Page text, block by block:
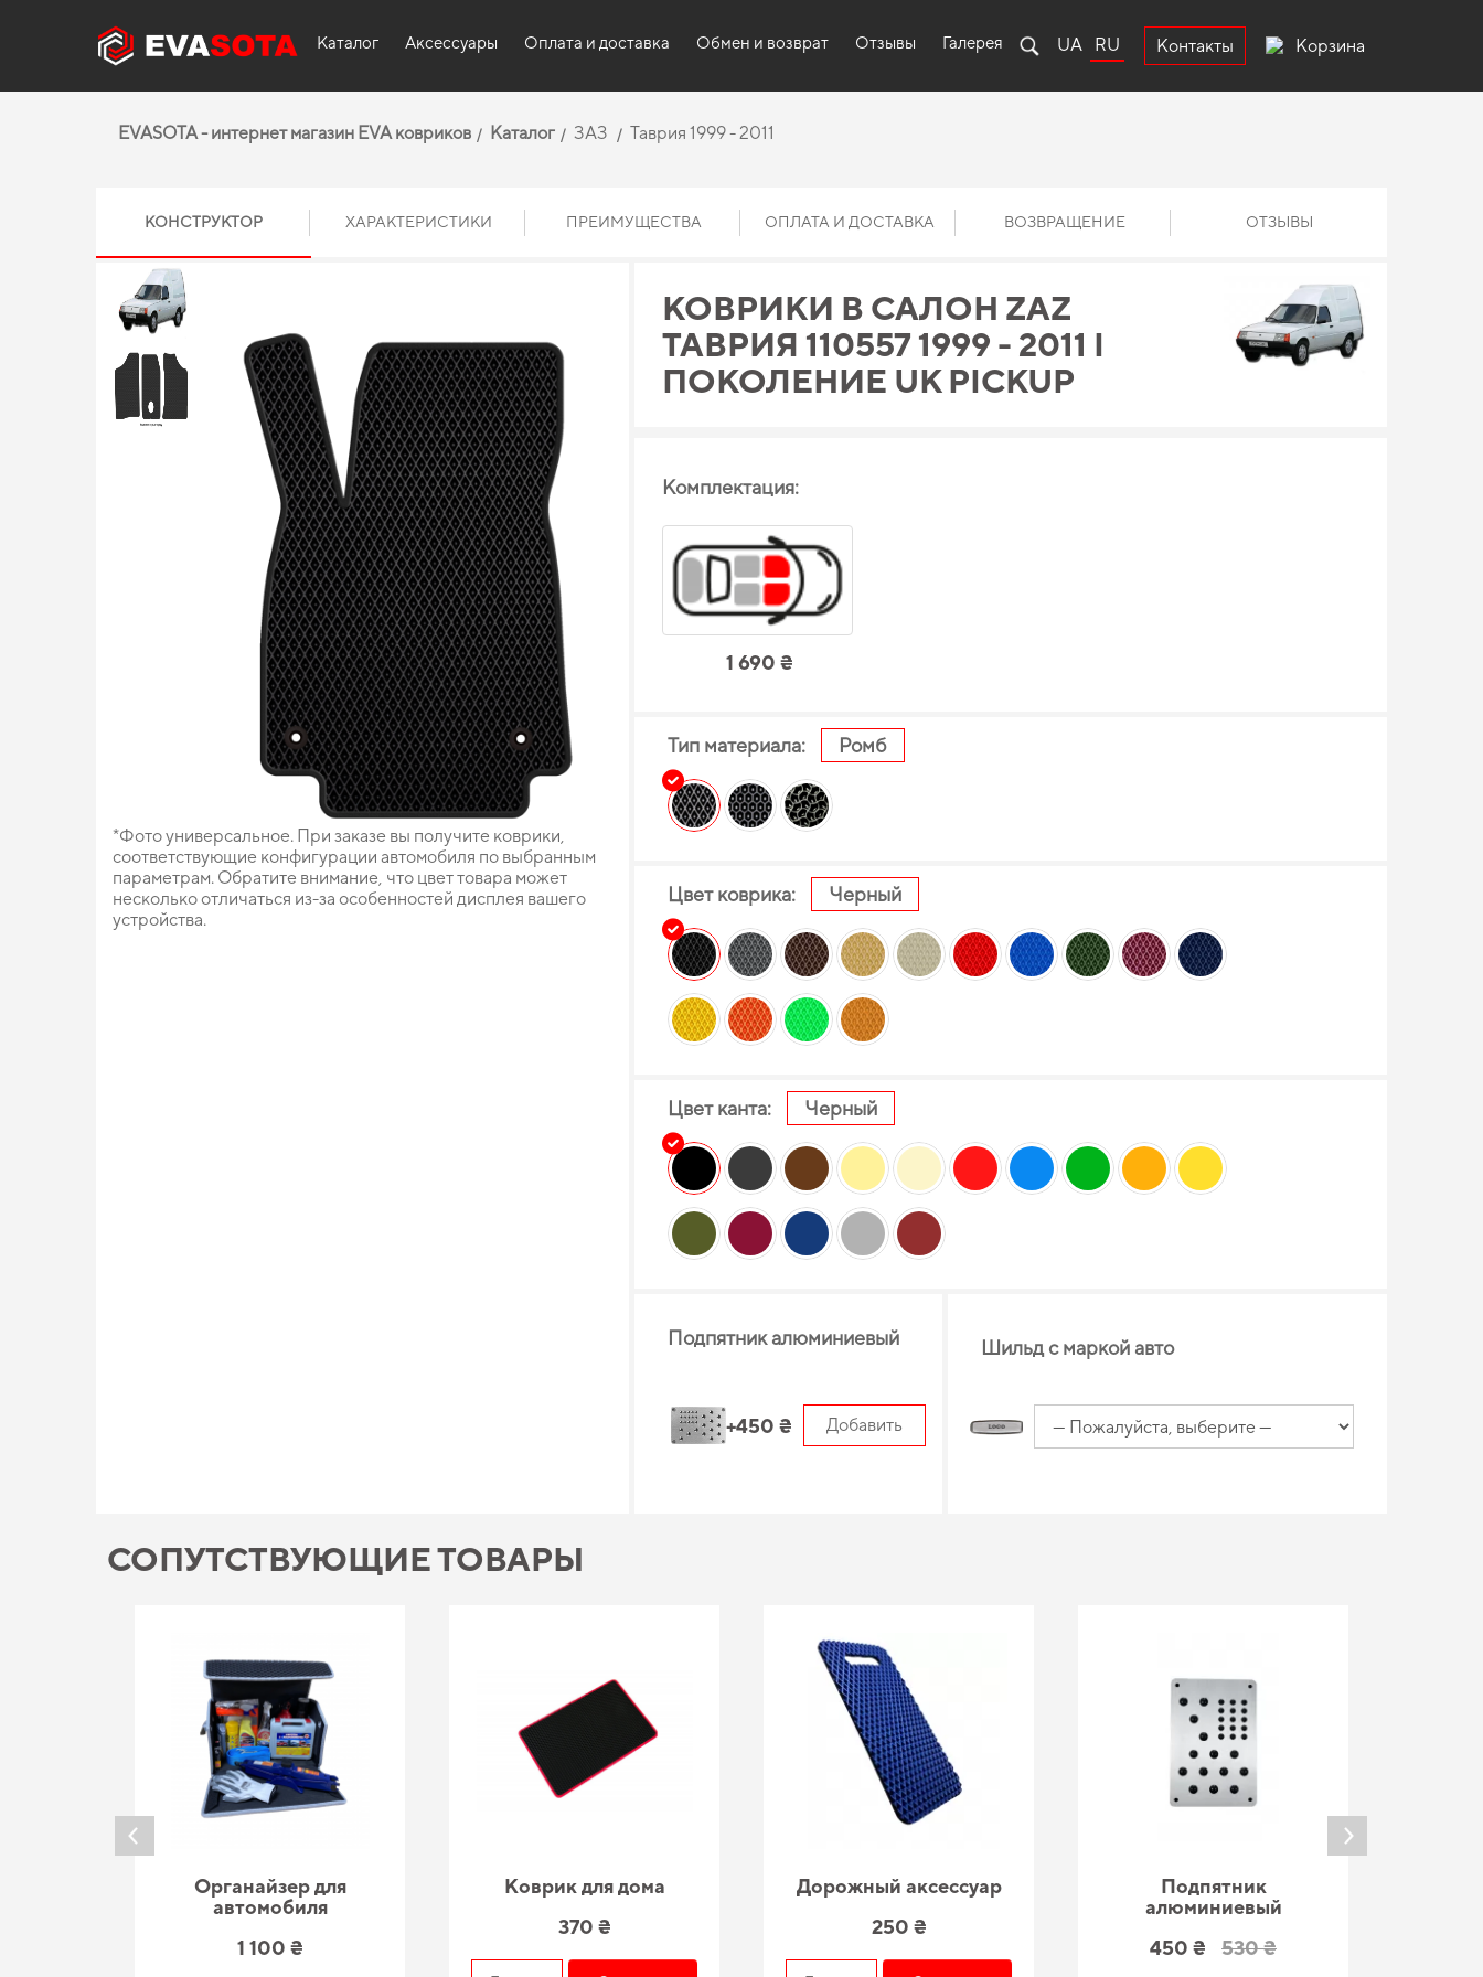
Каталог Аксессуары Оплата и доставка Обмен и возврат Отзывы Галерея UA RU Контакты Корзина
EVASOTA - интернет магазин EVA ковриков Каталог ЗАЗ Таврия 1999 - 2011
КОНСТРУКТОР ХАРАКТЕРИСТИКИ ПРЕИМУЩЕСТВА ОПЛАТА И ДОСТАВКА ВОЗВРАЩЕНИЕ ОТЗЫВЫ
*Фото универсальное. При заказе вы получите коврики,
соответствующие конфигурации автомобиля по выбранным
параметрам. Обратите внимание, что цвет товара может
несколько отличаться из-за особенностей дисплея вашего
устройства.
КОВРИКИ В САЛОН ZAZ
ТАВРИЯ 110557 1999 - 2011 I
ПОКОЛЕНИЕ UK PICKUP
Комплектация:
1 690 ₴
Тип материала: Ромб
Цвет коврика: Черный
Цвет канта: Черный
Подпятник алюминиевый
+450 ₴ Добавить
Шильд с маркой авто
СОПУТСТВУЮЩИЕ ТОВАРЫ
Органайзер для
автомобиля
1 100 ₴
Коврик для дома
370 ₴
Дорожный аксессуар
250 ₴
Подпятник
алюминиевый
450 ₴
530 ₴